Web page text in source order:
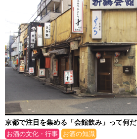
京都で注目を集める「会館飲み」って何
お酒の文化・行事 お酒の知識